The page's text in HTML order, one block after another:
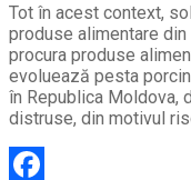
Tot în acest context,
produse alimentare
procura produse
evoluează pesta
în Republica Moldova,
distruse, din motivul